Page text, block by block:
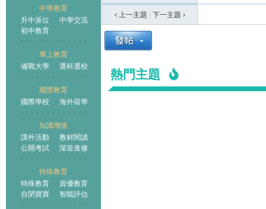
中學教育
升中派位
中學交流
初中教育
專上教育
備戰大學
選科選校
國際教育
國際學校
海外留學
知識增值
課外活動
教材閱讀
公開考試
深造進修
特殊教育
特殊教育
資優教育
自閉寶寶
智能評估
‹ 上一主題 下一主題 ›
熱門主題